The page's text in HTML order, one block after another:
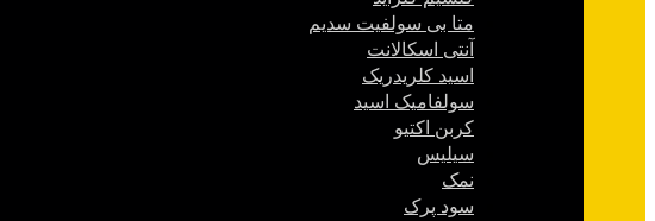
متا بی سولفیت سدیم
آنتی اسکالانت
اسید کلریدریک
سولفامیک اسید
کربن اکتیو
سیلیس
نمک
سود پرک